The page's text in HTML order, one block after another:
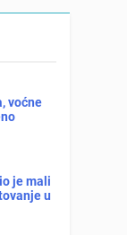
voćne
je mali
u